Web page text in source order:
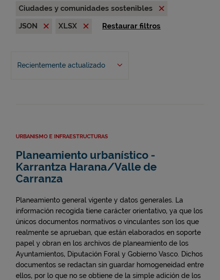
Ciudades y comunidades sostenibles
JSON
XLSX Restaurar filtros
Recientemente actualizado
URBANISMO E INFRAESTRUCTURAS
Planeamiento urbanístico -
Karrantza Harana/Valle de
Carranza
Planeamiento general vigente y datos generales. La
información recogida tiene carácter orientativo, ya que los
únicos documentos normativos o vinculantes son los que
realmente se aprueban, que están elaborados en soporte
papel y obran en los archivos de planeamiento de los
Ayuntamientos, Diputación Foral y Gobierno Vasco. Dichos
documentos se redactan sin guardar homogeneidad entre
ellos, por lo que no se obtiene de la simple adición de los